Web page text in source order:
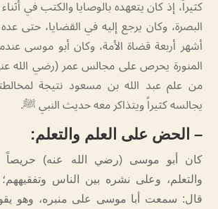
كثيراً، إذ كان يتعهده بالوصايا والكتب في
البصرة، وكان يرجع إليه في القضايا، حتى
أشهر أربعة قضاة الأمة، وكان أبو موسى
المنورة يحرص على مجالس عمر (رضي الله
من علم عبد الله بن مسعود نتيجة
يجالسه كثيراً ويتذاكر معه حديث النبي ﷺ.
– الحض على العلم والتعلم:
كان أبو موسى (رضي الله عنه) حريصاً
والتعلم، وعلى نشره بين الناس
قال: سمعت أبا موسى على منبره، وهو